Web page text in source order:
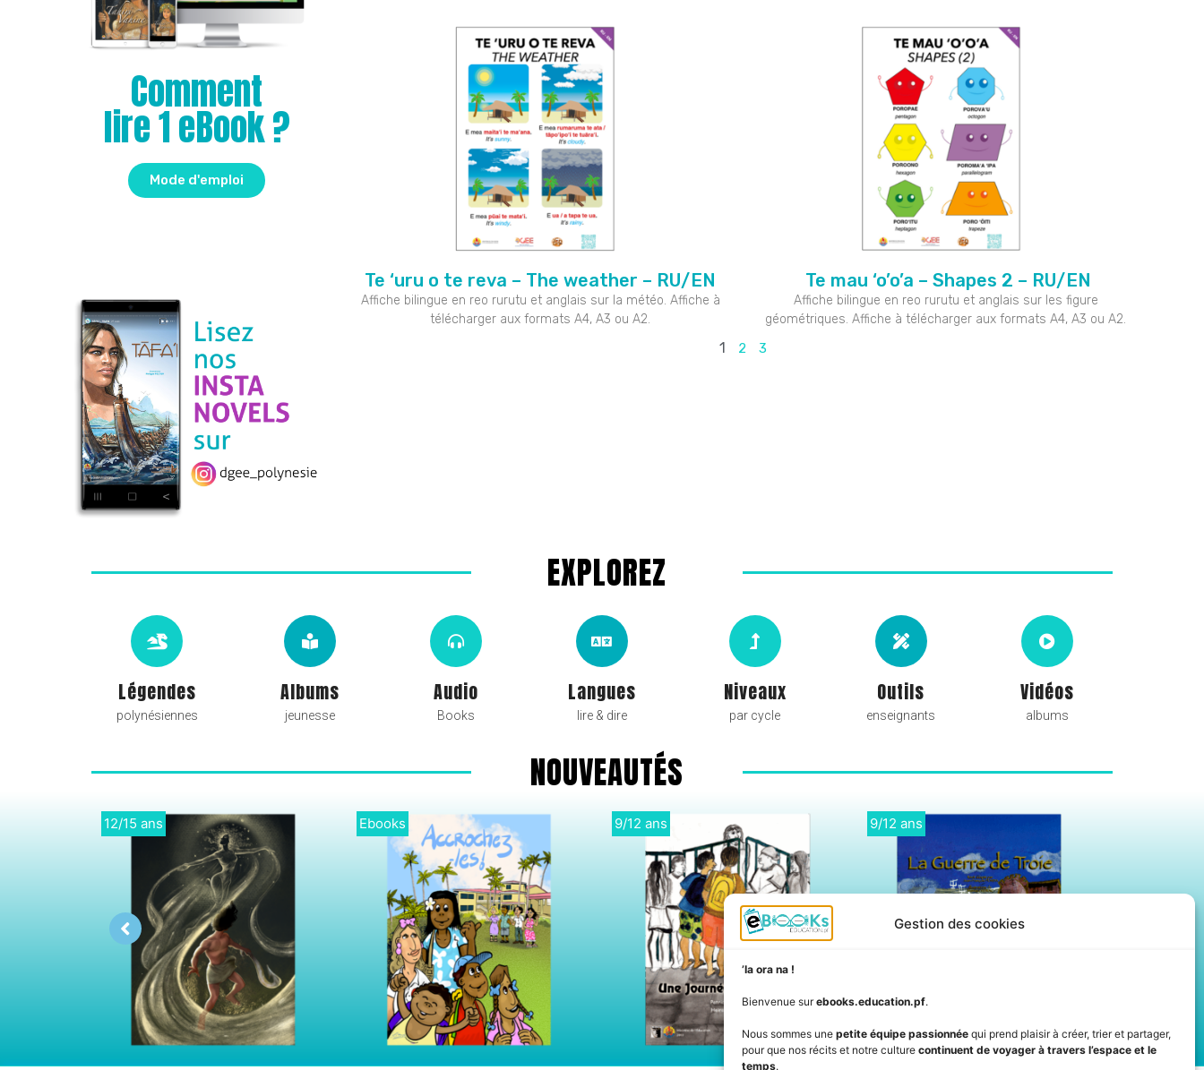
Gestion des cookies
’Ia ora na !
Bienvenue surebooks.education.pf.
Nous sommes une petite équipe passionnée qui prend plaisir à créer, trier et partager,
pour que nos récits et notre culture continuent de voyager à travers l’espace et le
temps.
Comment
lire 1 eBook ?
Mode d'emploi
Te ‘uru o te reva – The weather – RU/EN
Affiche bilingue en reo rurutu et anglais sur la météo. Affiche à
télécharger aux formats A4, A3 ou A2.
Te mau ‘o’o’a – Shapes 2 – RU/EN
Affiche bilingue en reo rurutu et anglais sur les figure
géométriques. Affiche à télécharger aux formats A4, A3 ou A2.
1 2 3
EXPLOREZ
Légendes
polynésiennes
Albums
jeunesse
Audio
Books
Langues
lire & dire
Niveaux
par cycle
Outils
enseignants
Vidéos
albums
NOUVEAUTÉS
9/12 ans Cycle 3 Didactique Didactique